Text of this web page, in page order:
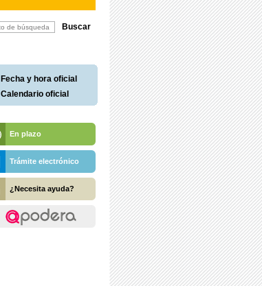
Fecha y hora oficial
Calendario oficial
En plazo
Trámite electrónico
¿Necesita ayuda?